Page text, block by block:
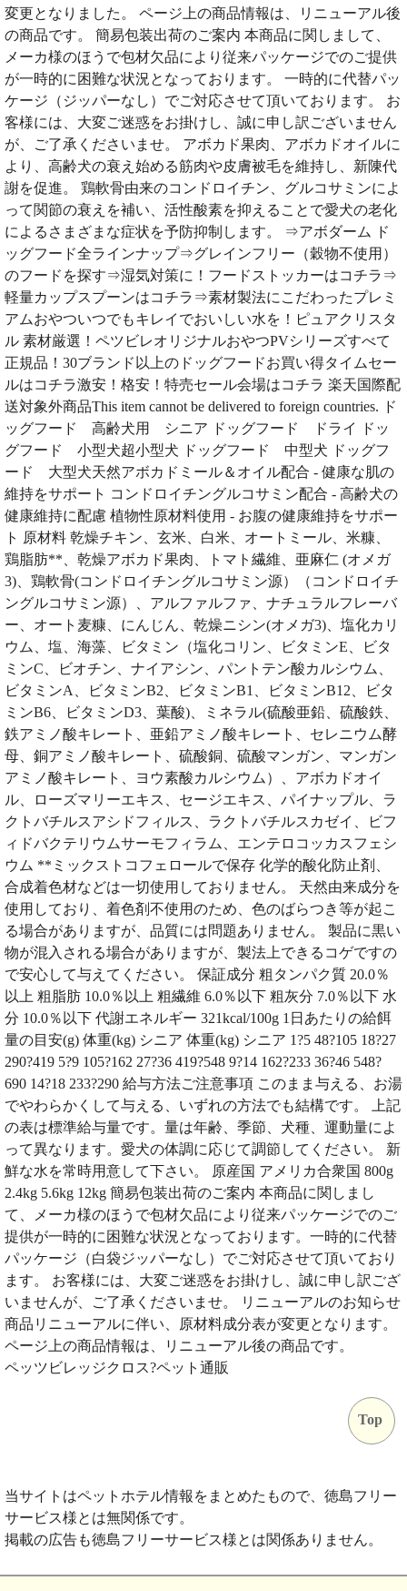
変更となりました。 ページ上の商品情報は、リニューアル後
の商品です。 簡易包装出荷のご案内 本商品に関しまして、
メーカ様のほうで包材欠品により従来パッケージでのご提供
が一時的に困難な状況となっております。 一時的に代替パッ
ケージ（ジッパーなし）でご対応させて頂いております。 お
客様には、大変ご迷惑をお掛けし、誠に申し訳ございません
が、ご了承くださいませ。 アボカド果肉、アボカドオイルに
より、高齢犬の衰え始める筋肉や皮膚被毛を維持し、新陳代
謝を促進。 鶏軟骨由来のコンドロイチン、グルコサミンによ
って関節の衰えを補い、活性酸素を抑えることで愛犬の老化
によるさまざまな症状を予防抑制します。 ⇒アボダーム ド
ッグフード全ラインナップ⇒グレインフリー（穀物不使用）
のフードを探す⇒湿気対策に！フードストッカーはコチラ⇒
軽量カップスプーンはコチラ⇒素材製法にこだわったプレミ
アムおやついつでもキレイでおいしい水を！ピュアクリスタ
ル 素材厳選！ペツビレオリジナルおやつPVシリーズすべて
正規品！30ブランド以上のドッグフードお買い得タイムセー
ルはコチラ激安！格安！特売セール会場はコチラ 楽天国際配
送対象外商品This item cannot be delivered to foreign countries. ド
ッグフード 高齢犬用 シニア ドッグフード ドライ ドッ
グフード 小型犬超小型犬 ドッグフード 中型犬 ドッグフ
ード 大型犬天然アボカドミール＆オイル配合 - 健康な肌の
維持をサポート コンドロイチングルコサミン配合 - 高齢犬の
健康維持に配慮 植物性原材料使用 - お腹の健康維持をサポー
ト 原材料 乾燥チキン、玄米、白米、オートミール、米糠、
鶏脂肪**、乾燥アボカド果肉、トマト繊維、亜麻仁 (オメガ
3)、鶏軟骨(コンドロイチングルコサミン源）（コンドロイチ
ングルコサミン源）、アルファルファ、ナチュラルフレーバ
ー、オート麦糠、にんじん、乾燥ニシン(オメガ3)、塩化カリ
ウム、塩、海藻、ビタミン（塩化コリン、ビタミンE、ビタ
ミンC、ビオチン、ナイアシン、パントテン酸カルシウム、
ビタミンA、ビタミンB2、ビタミンB1、ビタミンB12、ビタ
ミンB6、ビタミンD3、葉酸)、ミネラル(硫酸亜鉛、硫酸鉄、
鉄アミノ酸キレート、亜鉛アミノ酸キレート、セレニウム酵
母、銅アミノ酸キレート、硫酸銅、硫酸マンガン、マンガン
アミノ酸キレート、ヨウ素酸カルシウム）、アボカドオイ
ル、ローズマリーエキス、セージエキス、パイナップル、ラ
クトバチルスアシドフィルス、ラクトバチルスカゼイ、ビフ
ィドバクテリウムサーモフィラム、エンテロコッカスフェシ
ウム **ミックストコフェロールで保存 化学的酸化防止剤、
合成着色材などは一切使用しておりません。 天然由来成分を
使用しており、着色剤不使用のため、色のばらつき等が起こ
る場合がありますが、品質には問題ありません。 製品に黒い
物が混入される場合がありますが、製法上できるコゲですの
で安心して与えてください。 保証成分 粗タンパク質 20.0％
以上 粗脂肪 10.0％以上 粗繊維 6.0％以下 粗灰分 7.0％以下 水
分 10.0％以下 代謝エネルギー 321kcal/100g 1日あたりの給餌
量の目安(g) 体重(kg) シニア 体重(kg) シニア 1?5 48?105 18?27
290?419 5?9 105?162 27?36 419?548 9?14 162?233 36?46 548?
690 14?18 233?290 給与方法ご注意事項 このまま与える、お湯
でやわらかくして与える、いずれの方法でも結構です。 上記
の表は標準給与量です。量は年齢、季節、犬種、運動量によ
って異なります。愛犬の体調に応じて調節してください。 新
鮮な水を常時用意して下さい。 原産国 アメリカ合衆国 800g
2.4kg 5.6kg 12kg 簡易包装出荷のご案内 本商品に関しまし
て、メーカ様のほうで包材欠品により従来パッケージでのご
提供が一時的に困難な状況となっております。一時的に代替
パッケージ（白袋ジッパーなし）でご対応させて頂いており
ます。 お客様には、大変ご迷惑をお掛けし、誠に申し訳ござ
いませんが、ご了承くださいませ。 リニューアルのお知らせ
商品リニューアルに伴い、原材料成分表が変更となります。
ページ上の商品情報は、リニューアル後の商品です。
ペッツビレッジクロス?ペット通販
Top
当サイトはペットホテル情報をまとめたもので、徳島フリー
サービス様とは無関係です。
掲載の広告も徳島フリーサービス様とは関係ありません。